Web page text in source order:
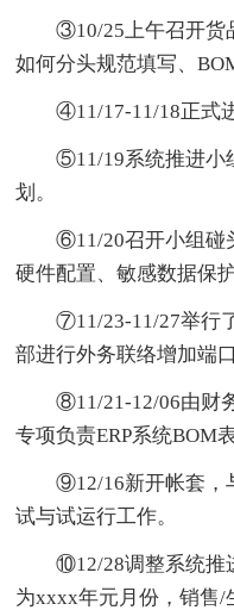
③10/25上午召开货品
如何分头规范填写、
④11/17-11/18正式进
⑤11/19系统推进小组
划。
⑥11/20召开小组碰头
硬件配置、敏感数据保
⑦11/23-11/27举行了
部进行外务联络增加端
⑧11/21-12/06由财务
专项负责ERP系统BOM
⑨12/16新开帐套，与
试与试运行工作。
⑩12/28调整系统推进
为xxxx年元月份，销售/